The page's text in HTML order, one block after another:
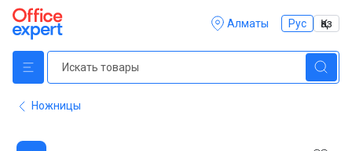
Алматы Рус Қаз
Ножницы